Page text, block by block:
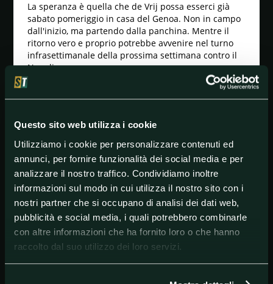
Questo sito web utilizza i cookie
Utilizziamo i cookie per personalizzare contenuti ed
annunci, per fornire funzionalità dei social media e per
analizzare il nostro traffico. Condividiamo inoltre
informazioni sul modo in cui utilizza il nostro sito con i
nostri partner che si occupano di analisi dei dati web,
pubblicità e social media, i quali potrebbero combinarle
con altre informazioni che ha fornito loro o che hanno
raccolto dal suo utilizzo dei loro servizi.
La speranza è quella che de Vrij possa esserci già
sabato pomeriggio in casa del Genoa. Non in campo
dall'inizio, ma partendo dalla panchina. Mentre il
ritorno vero e proprio potrebbe avvenire nel turno
infrasettimanale della prossima settimana contro il
Napoli.
In sostanza, nulla che faccia pensare a un'assenza di
de Vrij negli unici impegni veramente importanti
Nel mese di agosto la formazione di Conte sarà
gli spagnoli del Getafe.
De Vrij è uscito dal campo dopo 23 minuti del match
contro la Fiorentina, dopo essersi seduto a terra,
impossibilitato a continuare in campo. Al suo posto
Conte ha inserito Ranocchia. Che, da buon ex,
dovrebbe partire dal primo minuto anche sabato al
Ferraris.